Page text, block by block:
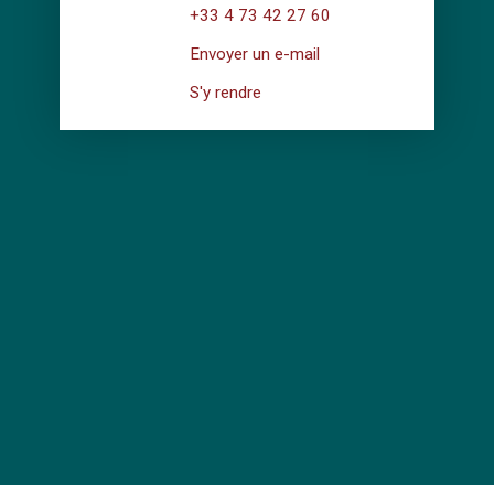
+33 4 73 42 27 60
Envoyer un e-mail
S'y rendre